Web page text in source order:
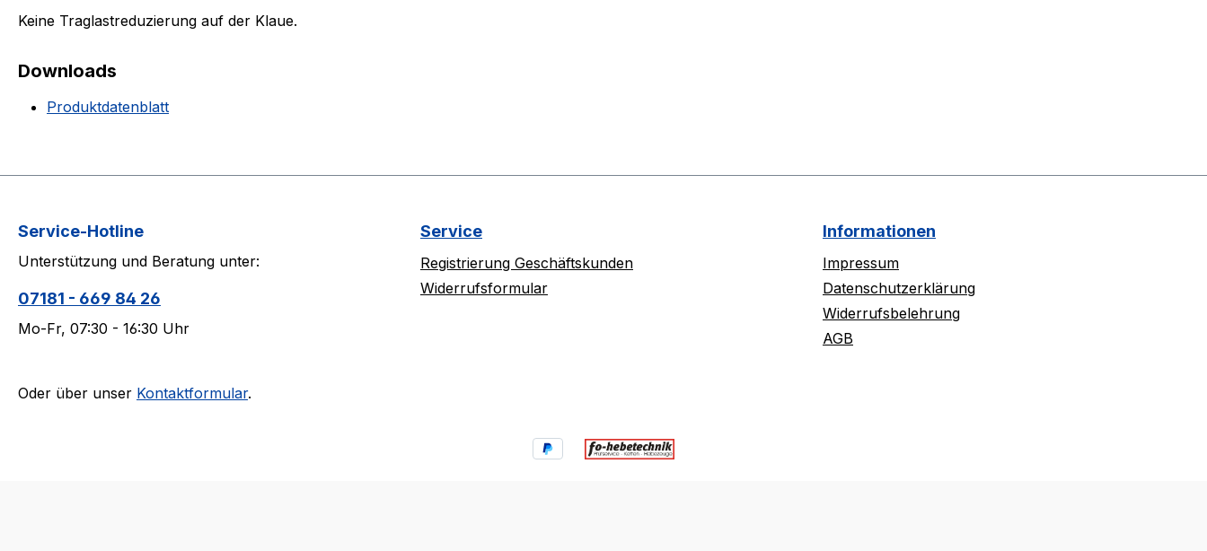
Keine Traglastreduzierung auf der Klaue.
Downloads
Produktdatenblatt
Service-Hotline
Unterstützung und Beratung unter:
07181 - 669 84 26
Mo-Fr, 07:30 - 16:30 Uhr
Oder über unser Kontaktformular.
Service
Registrierung Geschäftskunden
Widerrufsformular
Informationen
Impressum
Datenschutzerklärung
Widerrufsbelehrung
AGB